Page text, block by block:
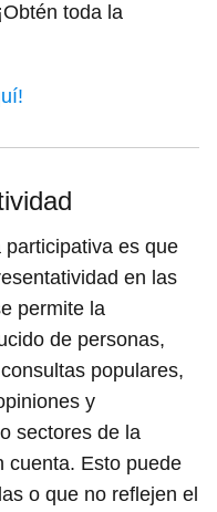
toda la
es que
en las
permite la
de personas,
populares,
y
sectores de la
cuenta. Esto puede
o que no reflejen el